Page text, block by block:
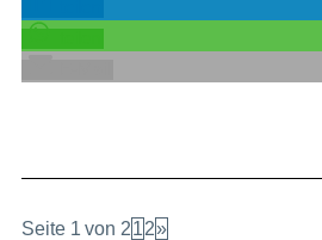
Seite 1 von 212»